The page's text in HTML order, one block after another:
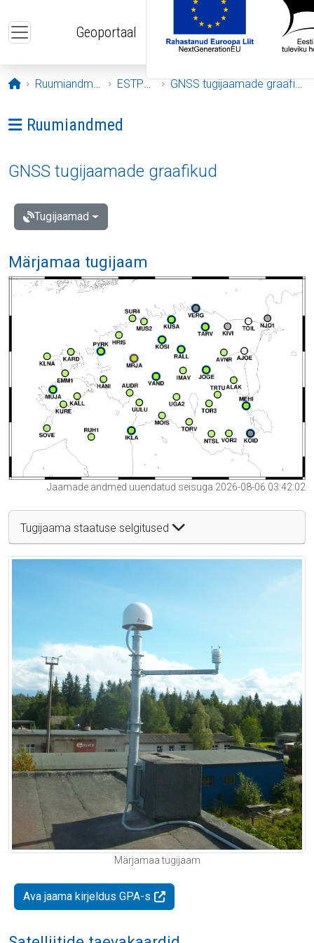
Geoportaal
Avaleht
Ruumiandmed ESTPOS GNSS tugijaamade graafikud
Ava menüü: Ruumiandmed
Ruumiandmed
GNSS tugijaamade graafikud
Tugijaamad
Märjamaa tugijaam
Jaamade andmed uuendatud seisuga 2026-08-06 03:42:02
Tugijaama staatuse selgitused
Märjamaa tugijaam
Ava jaama kirjeldus GPA-s